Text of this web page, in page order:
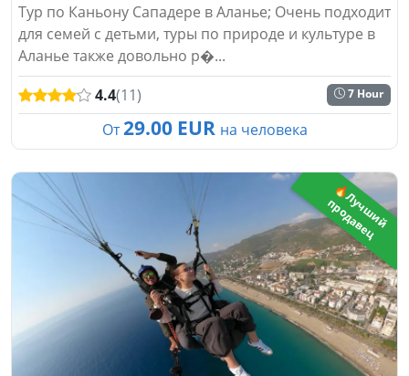
Тур по Каньону Сападере в Аланье; Очень подходит
для семей с детьми, туры по природе и культуре в
Аланье также довольно р�...
4.4(11) 7 Hour
От 29.00 EUR на человека
🔥
Л
у
ч
ш
и
й
п
р
о
д
а
в
е
ц